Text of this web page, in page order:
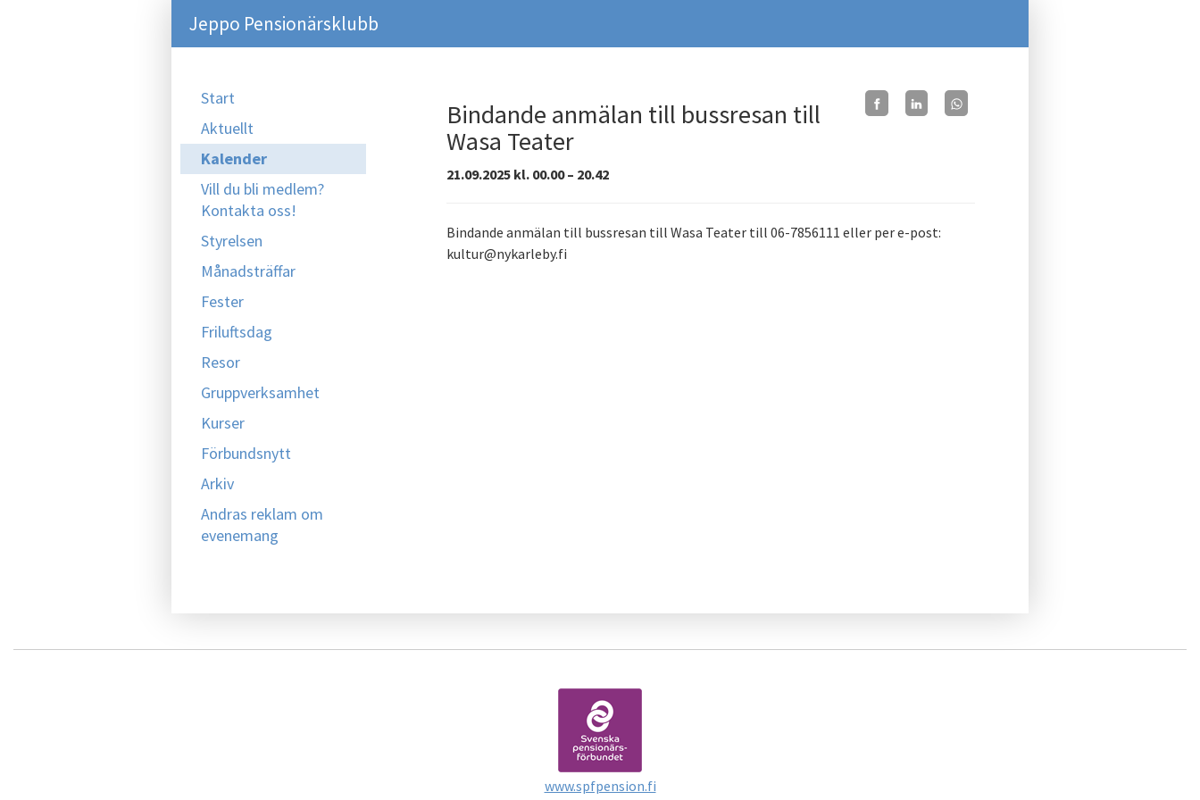
Jeppo Pensionärsklubb
Start
Aktuellt
Kalender
Vill du bli medlem?
Kontakta oss!
Styrelsen
Månadsträffar
Fester
Friluftsdag
Resor
Gruppverksamhet
Kurser
Förbundsnytt
Arkiv
Andras reklam om
evenemang
Bindande anmälan till bussresan till
Wasa Teater
21.09.2025 kl. 00.00 – 20.42
Bindande anmälan till bussresan till Wasa Teater till 06-7856111 eller per e-post:
kultur@nykarleby.fi
www.spfpension.fi